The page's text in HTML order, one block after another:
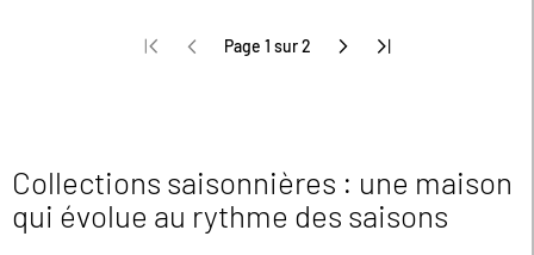
Page 1 sur 2
Collections saisonnières : une maison
qui évolue au rythme des saisons